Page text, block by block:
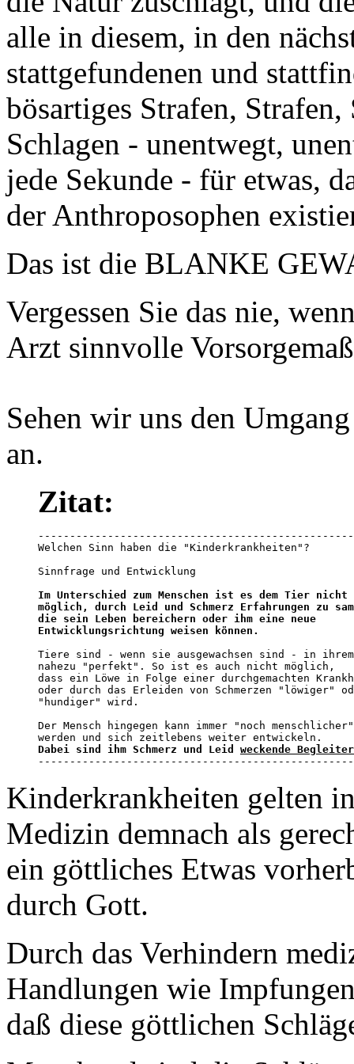
alle in diesem, in den
stattgefundenen und
bösartiges Strafen,
Schlagen - unentwegt,
jede Sekunde - für etwas,
der Anthroposophen
Das ist die BLANKE
Vergessen Sie das nie,
Arzt sinnvolle
Sehen wir uns den
an.
Zitat:
Welchen Sinn haben die "Kinderkrankheiten"?
Sinnfrage und Entwicklung
Im Unterschied zum Menschen ist es dem Tier nicht
möglich, durch Leid und Schmerz Erfahrungen zu
die sein Leben bereichern oder ihm eine neue
Entwicklungsrichtung weisen können.
Tiere sind - wenn sie ausgewachsen sind - in
nahezu "perfekt". So ist es auch nicht möglich,
dass ein Löwe in Folge einer durchgemachten
oder durch das Erleiden von Schmerzen "löwiger"
"hundiger" wird.
Der Mensch hingegen kann immer "noch
Dabei sind ihm Schmerz und Leid weckende Begleiter
Kinderkrankheiten gelten
Medizin demnach als
ein göttliches Etwas
durch Gott.
Durch das Verhindern
Handlungen wie
daß diese göttlichen